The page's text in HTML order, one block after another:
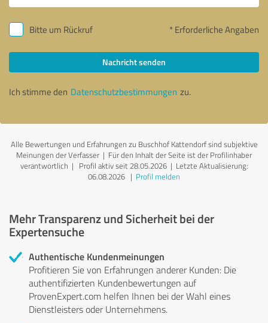
Bitte um Rückruf * Erforderliche Angaben
Nachricht senden
Ich stimme den Datenschutzbestimmungen zu.
Alle Bewertungen und Erfahrungen zu Buschhof Kattendorf sind subjektive
Meinungen der Verfasser | Für den Inhalt der Seite ist der Profilinhaber
verantwortlich | Profil aktiv seit 28.05.2026 | Letzte Aktualisierung:
06.08.2026 | Profil melden
Mehr Transparenz und Sicherheit bei der
Expertensuche
Authentische Kundenmeinungen
Profitieren Sie von Erfahrungen anderer Kunden: Die
authentifizierten Kundenbewertungen auf
ProvenExpert.com helfen Ihnen bei der Wahl eines
Dienstleisters oder Unternehmens.